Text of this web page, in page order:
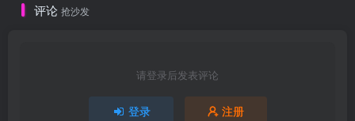
评论 抢沙发
请登录后发表评论
登录 注册